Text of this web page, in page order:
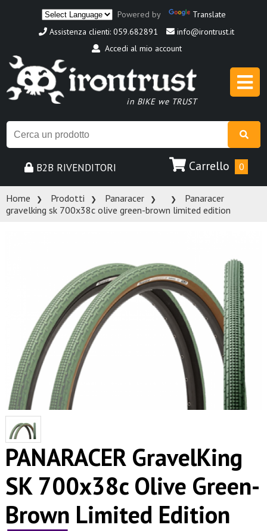
Powered by
Translate
Assistenza clienti: 059.682891
info@irontrust.it
Accedi al mio account
in BIKE we TRUST
B2B RIVENDITORI Carrello 0
Home Prodotti Panaracer
Panaracer
gravelking sk 700x38c olive green-brown limited edition
PANARACER GravelKing
SK 700x38c Olive Green-
Brown Limited Edition